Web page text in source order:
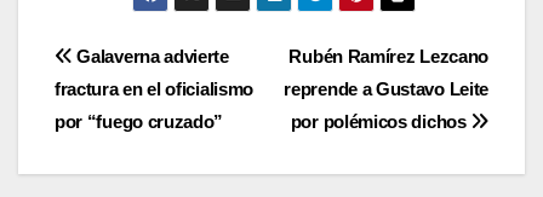
Navegación
de
entradas
Rubén Ramírez Lezcano
reprende a Gustavo Leite
por polémicos dichos
Galaverna advierte
fractura en el oficialismo
por “fuego cruzado”